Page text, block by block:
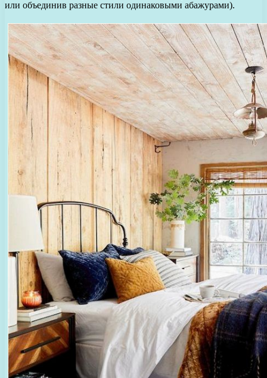
или объединив разные стили одинаковыми абажурами).